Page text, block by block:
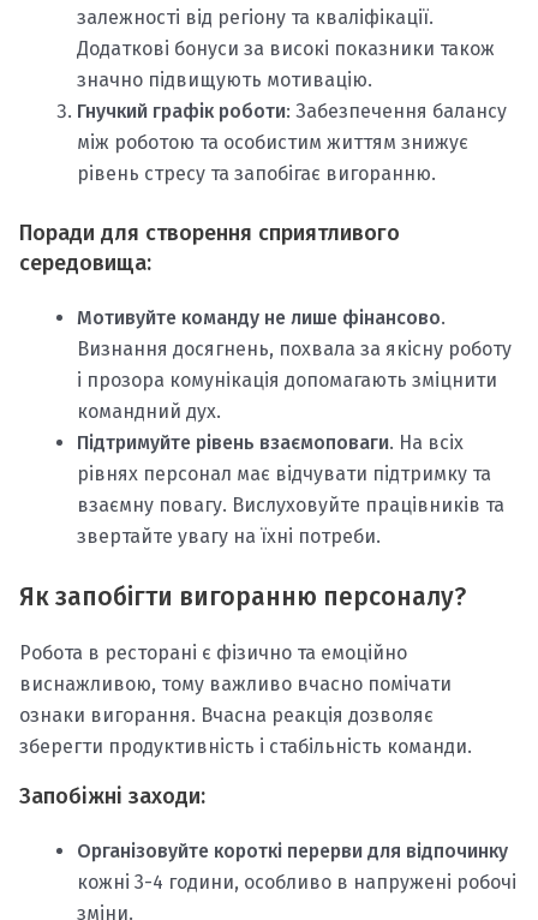
залежності від регіону та кваліфікації.
Додаткові бонуси за високі показники також
значно підвищують мотивацію.
Гнучкий графік роботи: Забезпечення балансу
між роботою та особистим життям знижує
рівень стресу та запобігає вигоранню.
Поради для створення сприятливого
середовища:
Мотивуйте команду не лише фінансово.
Визнання досягнень, похвала за якісну роботу
і прозора комунікація допомагають зміцнити
командний дух.
Підтримуйте рівень взаємоповаги. На всіх
рівнях персонал має відчувати підтримку та
взаємну повагу. Вислуховуйте працівників та
звертайте увагу на їхні потреби.
Як запобігти вигоранню персоналу?
Робота в ресторані є фізично та емоційно
виснажливою, тому важливо вчасно помічати
ознаки вигорання. Вчасна реакція дозволяє
зберегти продуктивність і стабільність команди.
Запобіжні заходи:
Організовуйте короткі перерви для відпочинку
кожні 3-4 години, особливо в напружені робочі
зміни.